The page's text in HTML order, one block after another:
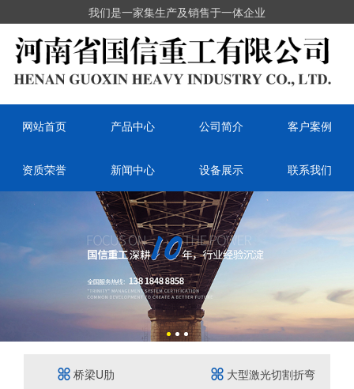
我们是一家集生产及销售于一体企业
网站首页 产品中心 公司简介 客户案例
资质荣誉 新闻中心 设备展示 联系我们
桥梁U肋 大型激光切割折弯